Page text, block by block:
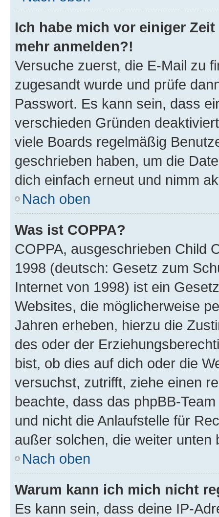
Ich habe mich vor einiger
mehr anmelden?!
Versuche zuerst, die E-Mail zu
zugesandt wurde und prüfe
Passwort. Es kann sein, dass
verschieden Gründen
viele Boards regelmäßig
geschrieben haben, um die
dich einfach erneut und nimm
Nach oben
Was ist COPPA?
COPPA, ausgeschrieben Child
1998 (deutsch: Gesetz zum
Internet von 1998) ist ein
Websites, die möglicherweise
Jahren erheben, hierzu die
des oder der
bist, ob dies auf dich oder die
versuchst, zutrifft, ziehe einen
beachte, dass das phpBB-
und nicht die Anlaufstelle für
außer solchen, die weiter unten
Nach oben
Warum kann ich mich nicht
Es kann sein, dass deine IP-